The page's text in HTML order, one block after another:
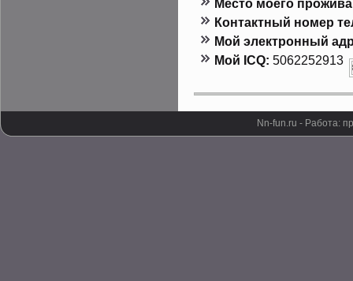
Местο мοего
Контактный номер
Мой электронный
Мой ICQ: 5062252913
Nn-fun.ru - Работа: